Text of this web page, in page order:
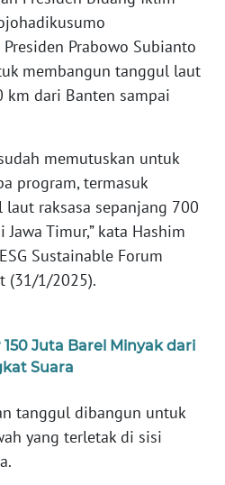
Prabowo Subianto
membangun tanggul laut
km dari Banten sampai
memutuskan untuk
program, termasuk
raksasa sepanjang 700
Timur,” kata Hashim
Sustainable Forum
(31/1/2025).
Juta Barel Minyak dari
Suara
tanggul dibangun untuk
yang terletak di sisi